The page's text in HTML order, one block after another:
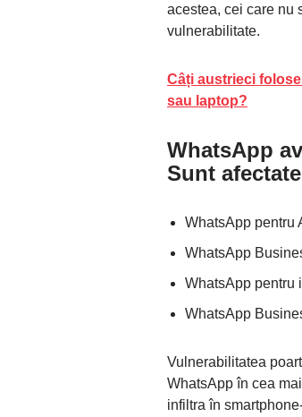
acestea, cei care nu
vulnerabilitate.
Câți austrieci
sau laptop?
WhatsApp
Sunt
WhatsApp pentru
WhatsApp
WhatsApp pentru
WhatsApp
Vulnerabilitatea
WhatsApp în cea
infiltra în